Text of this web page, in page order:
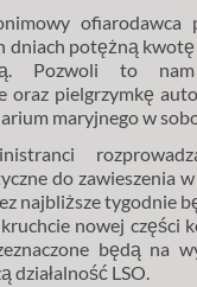
ofiarodawca
dniach potężną kwotę
Pozwoli to nam
oraz pielgrzymkę
maryjnego w
do zawieszenia
najbliższe tygodnie
nowej części
będą na
działalność LSO.